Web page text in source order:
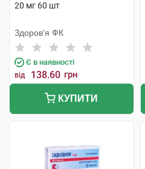
20 мг 60 шт
Здоров'я ФК
Є в наявності
від 138.60 грн
КУПИТИ